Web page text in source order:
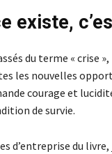
existe,
du terme « crise
les nouvelles
courage et
de survie.
d’entreprise du